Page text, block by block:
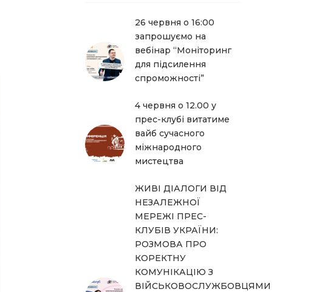
26 червня о 16:00
запрошуємо на
вебінар “Моніторинг
для підсилення
спроможності”
4 червня о 12.00 у
прес-клубі витатиме
вайб сучасного
міжнародного
мистецтва
ЖИВІ ДІАЛОГИ ВІД
НЕЗАЛЕЖНОЇ
МЕРЕЖІ ПРЕС-
КЛУБІВ УКРАЇНИ:
РОЗМОВА ПРО
КОРЕКТНУ
КОМУНІКАЦІЮ З
ВІЙСЬКОВОСЛУЖБОВЦЯМИ